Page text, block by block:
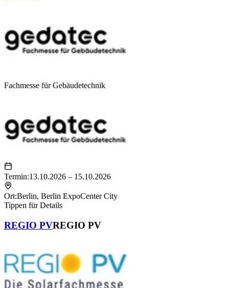
Fachmesse für Gebäudetechnik
Termin:13.10.2026 – 15.10.2026
Ort:Berlin, Berlin ExpoCenter City
Tippen für Details
REGIO PVREGIO PV